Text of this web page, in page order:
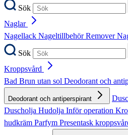
Sök
Naglar
Nagellack NageltillbehörRemover
Sök
Kroppsvård
Bad Brun utan sol Deodorant och
Deodorant och antiperspirant
Duscholja Hudolja Inför operation
hudkräm Parfym Presentask